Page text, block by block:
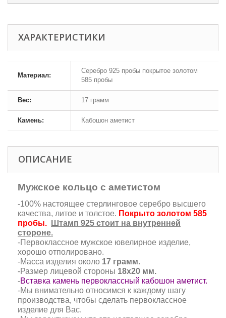
ХАРАКТЕРИСТИКИ
Материал:
Серебро 925 пробы покрытое золотом
585 пробы
Вес: 17 грамм
Камень: Кабошон аметист
ОПИСАНИЕ
Мужское кольцо с аметистом
-100% настоящее стерлинговое серебро высшего
качества, литое и толстое. Покрыто золотом 585
пробы.
Штамп 925 стоит на внутренней
стороне.
-Первоклассное мужское ювелирное изделие,
хорошо отполировано.
-Масса изделия около 17 грамм.
-Размер лицевой стороны 18х20 мм.
-Вставка камень первоклассный кабошон аметист.
-Мы внимательно относимся к каждому шагу
производства, чтобы сделать первоклассное
изделие для Вас.